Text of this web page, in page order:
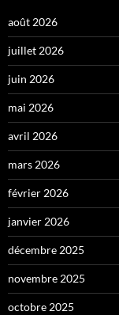
août 2026
juillet 2026
juin 2026
mai 2026
avril 2026
mars 2026
février 2026
janvier 2026
décembre 2025
novembre 2025
octobre 2025